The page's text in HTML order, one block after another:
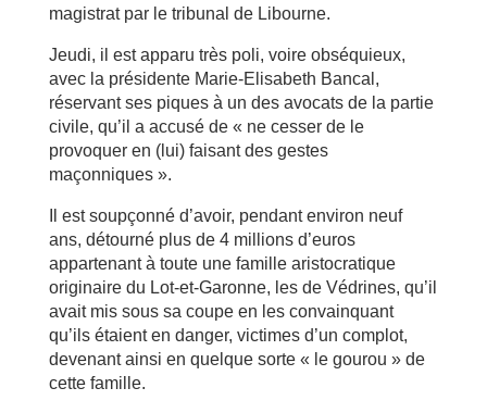
magistrat par le tribunal de Libourne.
Jeudi, il est apparu très poli, voire obséquieux,
avec la présidente Marie-Elisabeth Bancal,
réservant ses piques à un des avocats de la partie
civile, qu’il a accusé de « ne cesser de le
provoquer en (lui) faisant des gestes
maçonniques ».
Il est soupçonné d’avoir, pendant environ neuf
ans, détourné plus de 4 millions d’euros
appartenant à toute une famille aristocratique
originaire du Lot-et-Garonne, les de Védrines, qu’il
avait mis sous sa coupe en les convainquant
qu’ils étaient en danger, victimes d’un complot,
devenant ainsi en quelque sorte « le gourou » de
cette famille.